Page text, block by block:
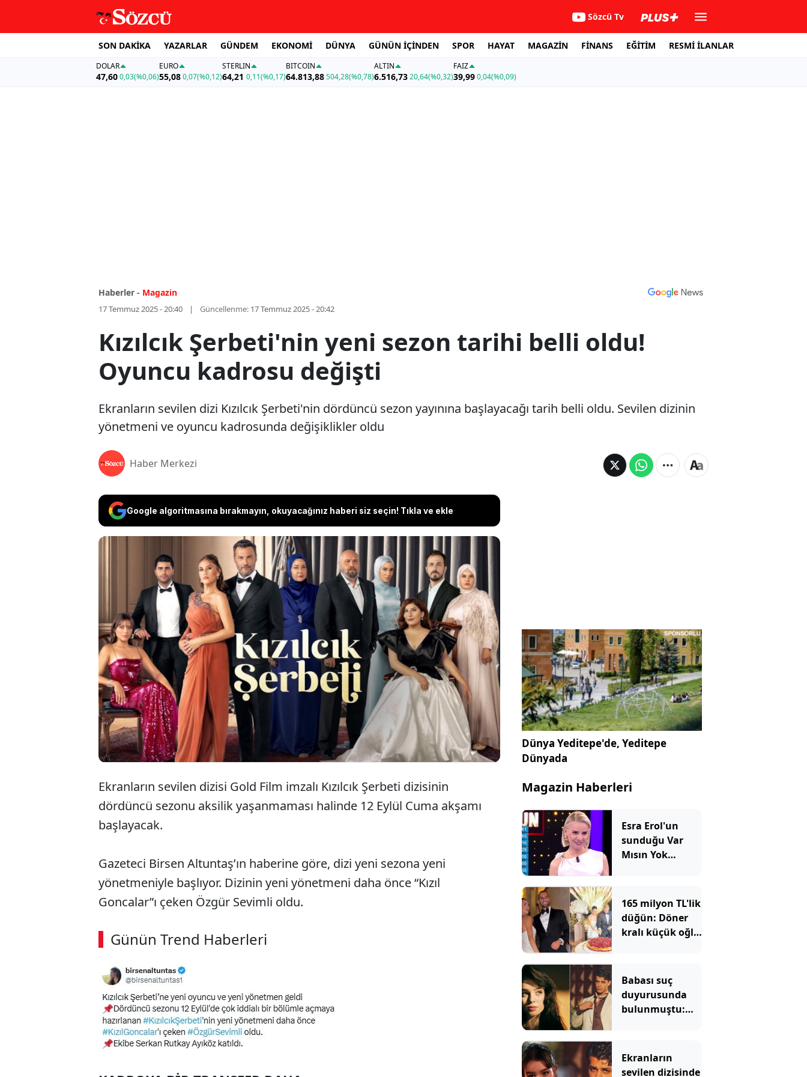
Sözcü Tv
SON DAKİKA YAZARLAR GÜNDEM EKONOMİ DÜNYA GÜNÜN İÇİNDEN SPOR HAYAT MAGAZİN FİNANS EĞİTİM RESMİ İLANLAR
DOLAR
47,600,03(%0,06)
EURO
55,08 0,07(%0,12)
STERLIN
64,21 0,11(%0,17)
BITCOIN
64.813,88504,28(%0,78)
ALTIN
6.516,7320,64(%0,32)
FAİZ
39,990,04(%0,09)
Haberler - Magazin
17 Temmuz 2025 - 20:40 Güncellenme: 17 Temmuz 2025 - 20:42
Kızılcık Şerbeti'nin yeni sezon tarihi belli oldu!
Oyuncu kadrosu değişti
Ekranların sevilen dizi Kızılcık Şerbeti'nin dördüncü sezon yayınına başlayacağı tarih belli oldu. Sevilen dizinin
yönetmeni ve oyuncu kadrosunda değişiklikler oldu
Haber Merkezi
Google algoritmasına bırakmayın, okuyacağınız haberi siz seçin! Tıkla ve ekle
Ekranların sevilen dizi Kızılcık Şerbeti'nin dördüncü
sezon yayınına başlayacağı tarih belli oldu. Sevilen dizinin
yönetmeni ve oyuncu kadrosunda değişiklikler oldu
Ekranların sevilen dizisi Gold Film imzalı Kızılcık Şerbeti dizisinin
dördüncü sezonu aksilik yaşanmaması halinde 12 Eylül Cuma akşamı
başlayacak.
Gazeteci Birsen Altuntaş’ın haberine göre, dizi yeni sezona yeni
yönetmeniyle başlıyor. Dizinin yeni yönetmeni daha önce “Kızıl
Goncalar”ı çeken Özgür Sevimli oldu.
Günün Trend Haberleri
SÖZCÜ SON DAKİKA
Dünya Yeditepe'de, Yeditepe
Dünyada
Magazin Haberleri
Esra Erol'un
sunduğu Var
Mısın Yok
çıkarıldı: Yeni
bölüm tarihi
belli oldu
165 milyon TL'lik
düğün: Döner
kralı küçük oğlu
Babası suç
duyurusunda
bulunmuştu:
iddialara
menajerlik
Ekranların
sevilen dizisinde